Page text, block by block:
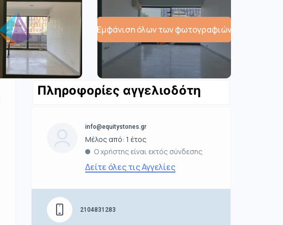
Εμφάνιση όλων των φωτογραφιών
Πληροφορίες αγγελιοδότη
info@equitystones.gr
Μέλος από: 1 έτος
Ο χρήστης είναι εκτός σύνδεσης
Δείτε όλες τις Αγγελίες
2104831283